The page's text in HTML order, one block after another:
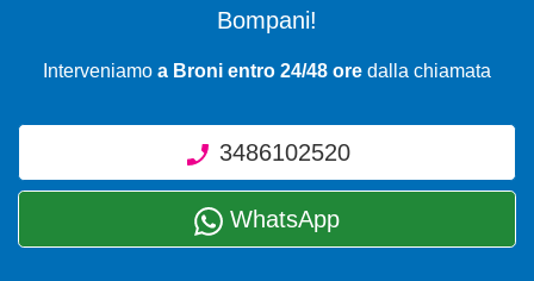
Bompani!
Interveniamo a Broni entro 24/48 ore dalla chiamata
3486102520
WhatsApp